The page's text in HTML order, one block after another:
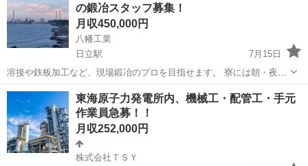
の鍛冶スタッフ募集！
月収450,000円
八幡工業
日立駅
7月15日
溶接や鉄板加工など、現場鍛冶のプロを目指せます。 寮には朝・夜の
食事付き。身ひとつで新しい環境に飛び込めます。 資格取得支援もあ
るので、キャリアアップも目指せます！ 仕事に対する姿勢を何より重
視しています。ぜひご連絡ください！
茨城 日立市 日立駅 鳶職
東海原子力発電所内、機械工・配管工・手元
作業員急募！！
月収252,000円
株式会社ＴＳＹ